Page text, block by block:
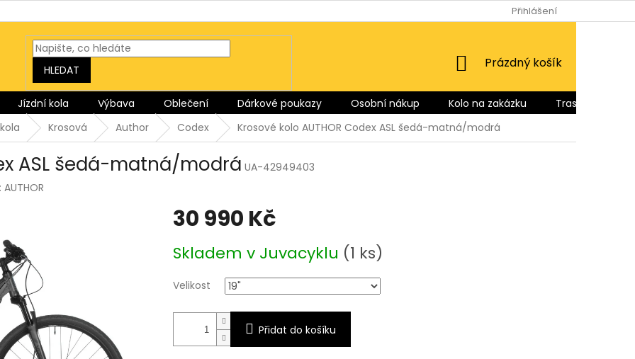
Přihlášení
HLEDAT
NÁKUPNÍ
Prázdný košík
Jízdní kola Výbava Oblečení Dárkové poukazy Osobní nákup Kolo na zakázku
Trasy pro Vás
Krosová Author Codex Krosové kolo AUTHOR Codex ASL šedá-matná/modrá
ASL šedá-matná/modrá UA-42949403
AUTHOR
30 990 Kč
cena:
Skladem v Juvacyklu (1 ks)
Velikost
Přidat do košíku